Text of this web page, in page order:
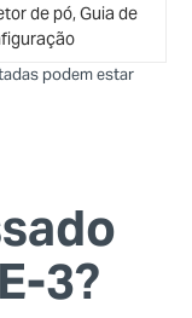
de pó, Guia de
podem estar
3?